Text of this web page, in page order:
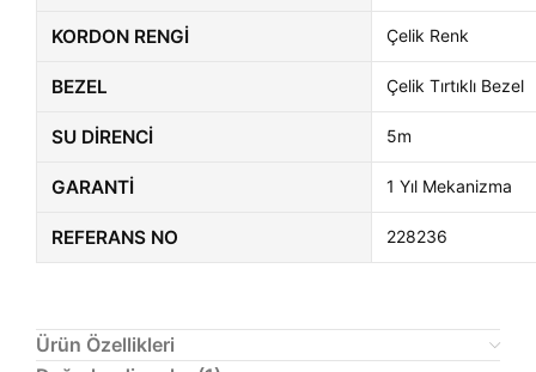
KORDON RENGI Çelik Renk
BEZEL Çelik Tırtıklı Bezel
SU DIRENCI 5m
GARANTI 1 Yıl Mekanizma
REFERANS NO 228236
Ürün Özellikleri